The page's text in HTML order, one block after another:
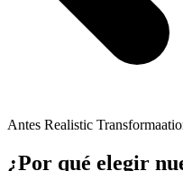
Antes Realistic
¿Por qué elegir